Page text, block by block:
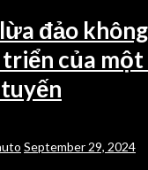
đảo
của một
September 29, 2024